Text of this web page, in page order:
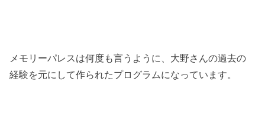
メモリーパレスは何度も言うように、大野さんの過去の
経験を元にして作られたプログラムになっています。